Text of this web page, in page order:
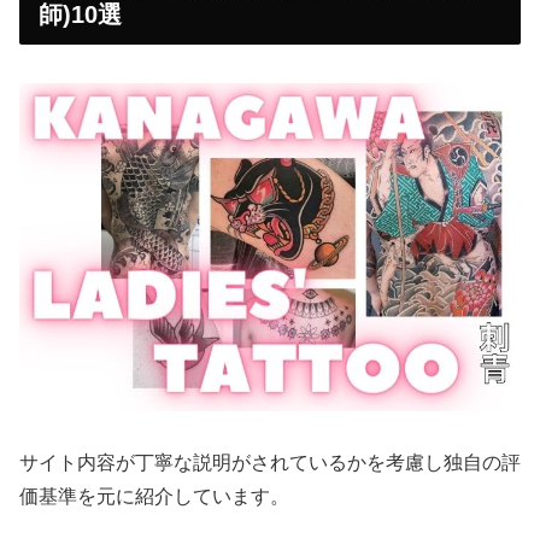
師)10選
サイト内容が丁寧な説明がされているかを考慮し独自の評
価基準を元に紹介しています。